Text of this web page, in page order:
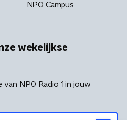
NPO Campus
wekelijkse
NPO Radio 1 in jouw